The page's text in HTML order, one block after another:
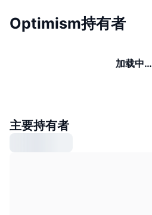
Optimism持有者
加载中…
主要持有者